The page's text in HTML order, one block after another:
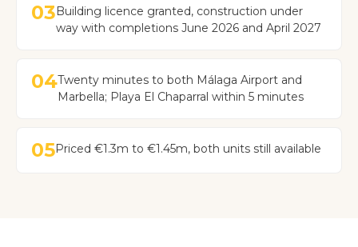
03Building licence granted, construction under
way with completions June 2026 and April 2027
04Twenty minutes to both Málaga Airport and
Marbella; Playa El Chaparral within 5 minutes
05Priced €1.3m to €1.45m, both units still available